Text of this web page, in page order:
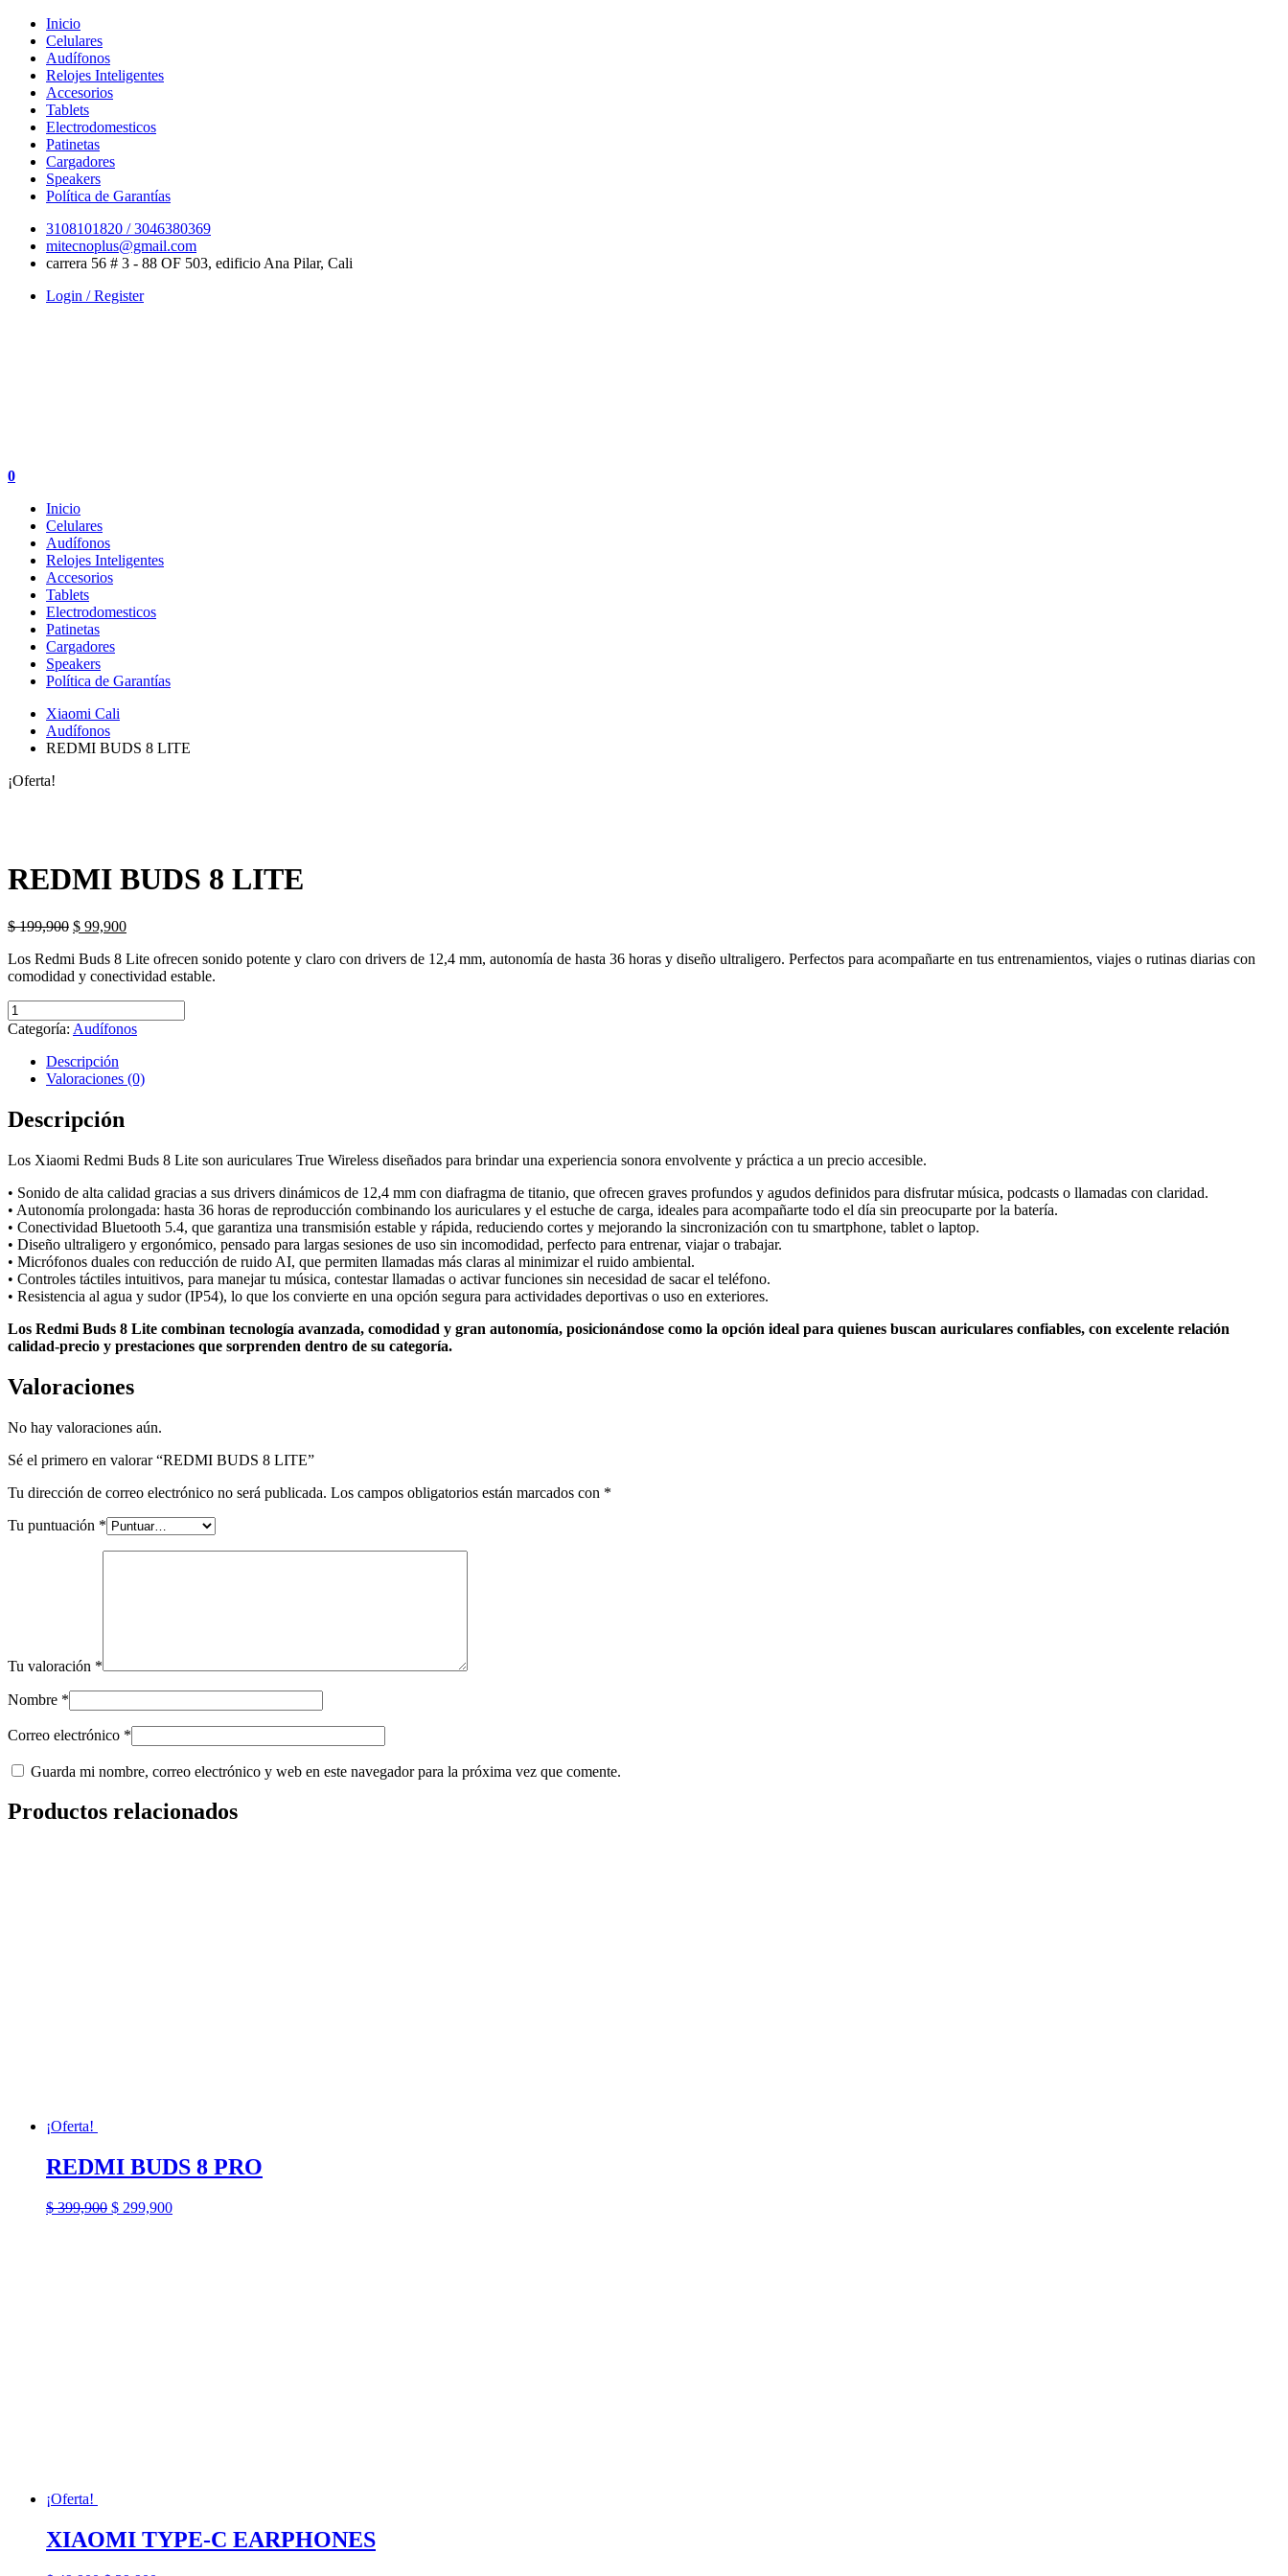
Skip
content
Inicio
Celulares
Audífonos
Relojes Inteligentes
Accesorios
Tablets
Electrodomesticos
Patinetas
Cargadores
Speakers
Política de Garantías
3108101820 / 3046380369
mitecnoplus@gmail.com
carrera 56 # 3 - 88 OF 503, edificio Ana Pilar, Cali
Login / Register
0
Inicio
Celulares
Audífonos
Relojes Inteligentes
Accesorios
Tablets
Electrodomesticos
Patinetas
Cargadores
Speakers
Política de Garantías
Xiaomi Cali
Audífonos
REDMI BUDS 8 LITE
¡Oferta!
REDMI BUDS 8 LITE
$199,900 El
original
era:
$ 99,900El
actual
es:
Los Redmi Buds 8 Lite ofrecen sonido potente y claro con drivers de 12,4 mm, autonomía de hasta 36 horas y diseño ultraligero. Perfectos para acompañarte en tus entrenamientos, viajes o rutinas diarias con
comodidad y conectividad estable.
REDMI
BUDS
LITE
cantidad
Categoría: Audífonos
Descripción
Valoraciones (0)
Descripción
Los Xiaomi Redmi Buds 8 Lite son auriculares True Wireless diseñados para brindar una experiencia sonora envolvente y práctica a un precio accesible.
• Sonido de alta calidad gracias a sus drivers dinámicos de 12,4 mm con diafragma de titanio, que ofrecen graves profundos y agudos definidos para disfrutar música, podcasts o llamadas con claridad.
• Autonomía prolongada: hasta 36 horas de reproducción combinando los auriculares y el estuche de carga, ideales para acompañarte todo el día sin preocuparte por la batería.
• Conectividad Bluetooth 5.4, que garantiza una transmisión estable y rápida, reduciendo cortes y mejorando la sincronización con tu smartphone, tablet o laptop.
• Diseño ultraligero y ergonómico, pensado para largas sesiones de uso sin incomodidad, perfecto para entrenar, viajar o trabajar.
• Micrófonos duales con reducción de ruido AI, que permiten llamadas más claras al minimizar el ruido ambiental.
• Controles táctiles intuitivos, para manejar tu música, contestar llamadas o activar funciones sin necesidad de sacar el teléfono.
• Resistencia al agua y sudor (IP54), lo que los convierte en una opción segura para actividades deportivas o uso en exteriores.
Los Redmi Buds 8 Lite combinan tecnología avanzada, comodidad y gran autonomía, posicionándose como la opción ideal para quienes buscan auriculares confiables, con excelente relación
calidad-precio y prestaciones que sorprenden dentro de su categoría.
Valoraciones
No hay valoraciones aún.
Sé el primero en valorar “REDMI BUDS 8 LITE”
Tu dirección de correo electrónico no será publicada. Los campos obligatorios están marcados con *
Tu puntuación *
Tu valoración *
Nombre *
Correo electrónico *
Guarda mi nombre, correo electrónico y web en este navegador para la próxima vez que comente.
Productos relacionados
¡Oferta!
REDMI BUDS 8 PRO
$399,900 El
$ 299,900El
¡Oferta!
XIAOMI TYPE-C EARPHONES